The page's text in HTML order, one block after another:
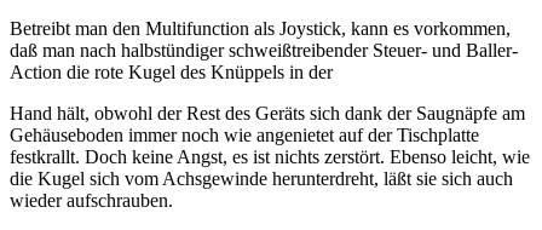
Betreibt man den Multifunction als Joystick, kann es vorkommen,
daß man nach halbstündiger schweißtreibender Steuer- und Baller-
Action die rote Kugel des Knüppels in der
Hand hält, obwohl der Rest des Geräts sich dank der Saugnäpfe am
Gehäuseboden immer noch wie angenietet auf der Tischplatte
festkrallt. Doch keine Angst, es ist nichts zerstört. Ebenso leicht, wie
die Kugel sich vom Achsgewinde herunterdreht, läßt sie sich auch
wieder aufschrauben.